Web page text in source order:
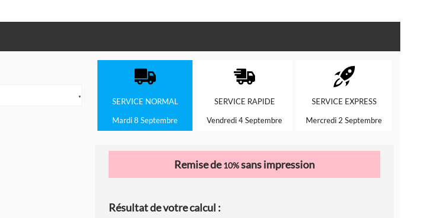
▼
SERVICE NORMAL
Mardi 8 Septembre
SERVICE RAPIDE
Vendredi 4 Septembre
SERVICE EXPRESS
Mercredi 2 Septembre
Remise de10%sans impression
Résultat de votre calcul :